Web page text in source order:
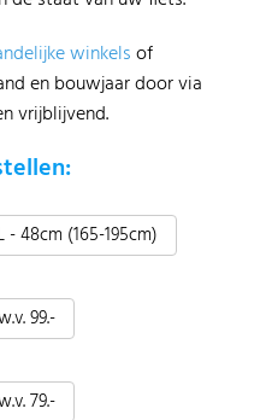
winkelsof
en bouwjaar door via
vrijblijvend.
- 48cm (165-195cm)
99.-
79.-